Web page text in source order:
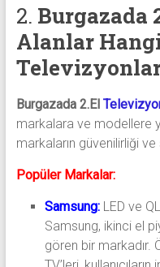
2. Burgazada
Alanlar
Burgazada 2.El
markalara ve modellere
markaların güvenilirliği ve
Popüler Markalar:
Samsung:LED ve
Samsung, ikinci el
gören bir markadır.